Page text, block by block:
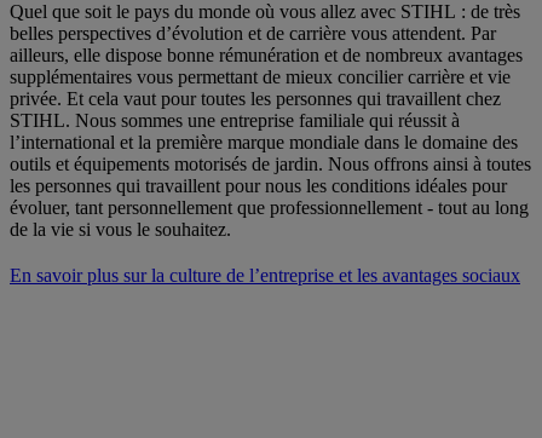
Quel que soit le pays du monde où vous allez avec STIHL : de très
belles perspectives d’évolution et de carrière vous attendent. Par
ailleurs, elle dispose bonne rémunération et de nombreux avantages
supplémentaires vous permettant de mieux concilier carrière et vie
privée. Et cela vaut pour toutes les personnes qui travaillent chez
STIHL. Nous sommes une entreprise familiale qui réussit à
l’international et la première marque mondiale dans le domaine des
outils et équipements motorisés de jardin. Nous offrons ainsi à toutes
les personnes qui travaillent pour nous les conditions idéales pour
évoluer, tant personnellement que professionnellement - tout au long
de la vie si vous le souhaitez.
En savoir plus sur la culture de l’entreprise et les avantages sociaux